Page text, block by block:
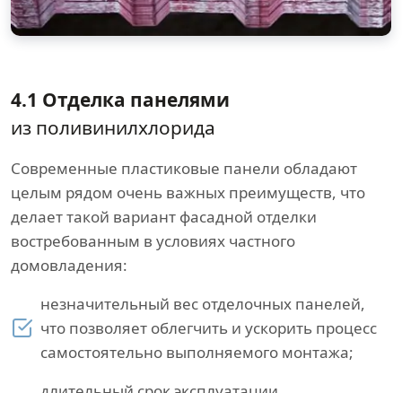
4.1 Отделка панелями
из поливинилхлорида
Современные пластиковые панели обладают
целым рядом очень важных преимуществ, что
делает такой вариант фасадной отделки
востребованным в условиях частного
домовладения:
незначительный вес отделочных панелей,
что позволяет облегчить и ускорить процесс
самостоятельно выполняемого монтажа;